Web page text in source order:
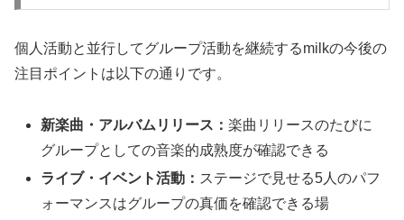
個人活動と並行してグループ活動を継続するmilkの今後の
注目ポイントは以下の通りです。
新楽曲・アルバムリリース：楽曲リリースのたびに
グループとしての音楽的成熟度が確認できる
ライブ・イベント活動： ステージで見せる5人のパフ
ォーマンスはグループの真価を確認できる場